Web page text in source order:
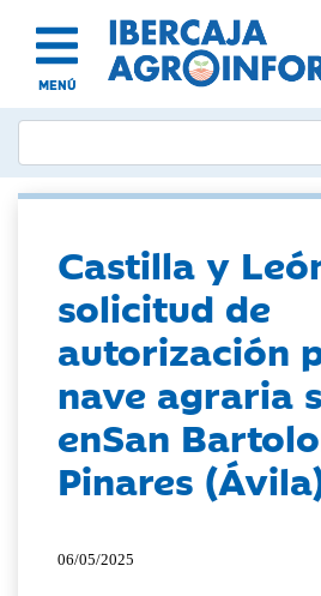
MENÚ
Castilla y
solicitud de
autorización
nave agraria
enSan
Pinares
06/05/2025